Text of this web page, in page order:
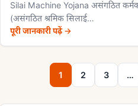
Silai Machine Yojana असंगठित
(असंगठित श्रमिक सिलाई…
पूरी जानकारी पढ़ें →
1 2 3 …